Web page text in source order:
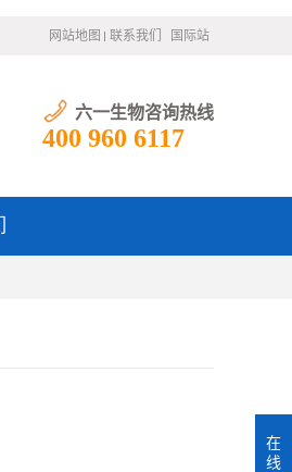
网站地图 联系我们 国际站
六一生物咨询热线
400 960 6117
在
线